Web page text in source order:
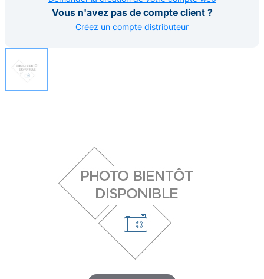
Vous n'avez pas de compte client ?
Créez un compte distributeur